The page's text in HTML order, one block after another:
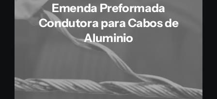
Emenda Preformada
Condutora para Cabos de
Aluminio